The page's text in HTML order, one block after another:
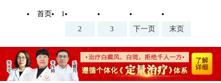
首页
1
2
3 下一页 末页